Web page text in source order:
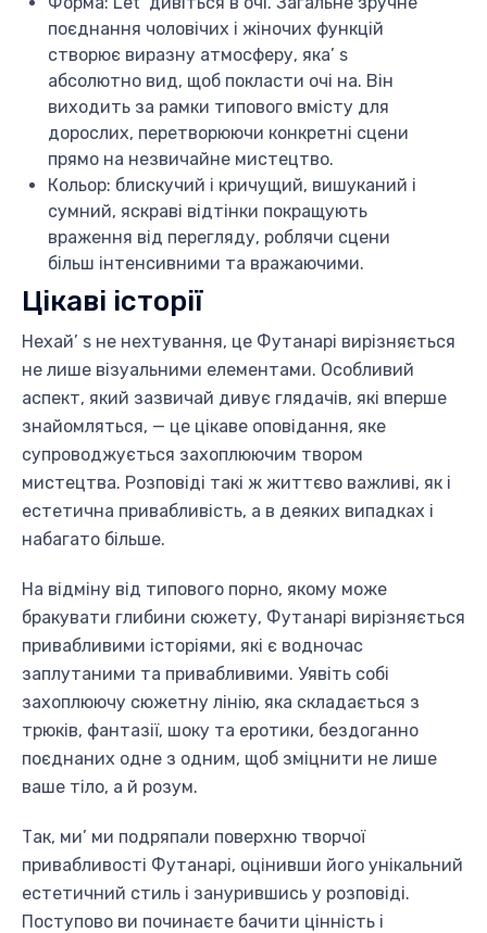
поєднання чоловічих і жіночих функцій
створює виразну атмосферу, яка’ s
абсолютно вид, щоб покласти очі на. Він
виходить за рамки типового вмісту для
дорослих, перетворюючи конкретні сцени
прямо на незвичайне мистецтво.
Кольор: блискучий і кричущий, вишуканий і
сумний, яскраві відтінки покращують
враження від перегляду, роблячи сцени
більш інтенсивними та вражаючими.
Цікаві історії
Нехай’ s не нехтування, це Футанарі вирізняється
не лише візуальними елементами. Особливий
аспект, який зазвичай дивує глядачів, які вперше
знайомляться, — це цікаве оповідання, яке
супроводжується захоплюючим твором
мистецтва. Розповіді такі ж життєво важливі, як і
естетична привабливість, а в деяких випадках і
набагато більше.
На відміну від типового порно, якому може
бракувати глибини сюжету, Футанарі вирізняється
привабливими історіями, які є водночас
заплутаними та привабливими. Уявіть собі
захоплюючу сюжетну лінію, яка складається з
трюків, фантазії, шоку та еротики, бездоганно
поєднаних одне з одним, щоб зміцнити не лише
ваше тіло, а й розум.
Так, ми’ ми подряпали поверхню творчої
привабливості Футанарі, оцінивши його унікальний
естетичний стиль і занурившись у розповіді.
Поступово ви починаєте бачити цінність і